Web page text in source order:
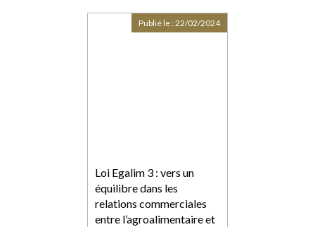
Loi Egalim 3 : vers un
équilibre dans les
relations commerciales
entre l’agroalimentaire et
Publié le :22/02/2024